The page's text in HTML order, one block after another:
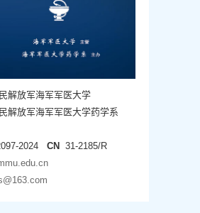
解放军海军军医大学
解放军海军军医大学药学系
2024 CN
31-2185/R